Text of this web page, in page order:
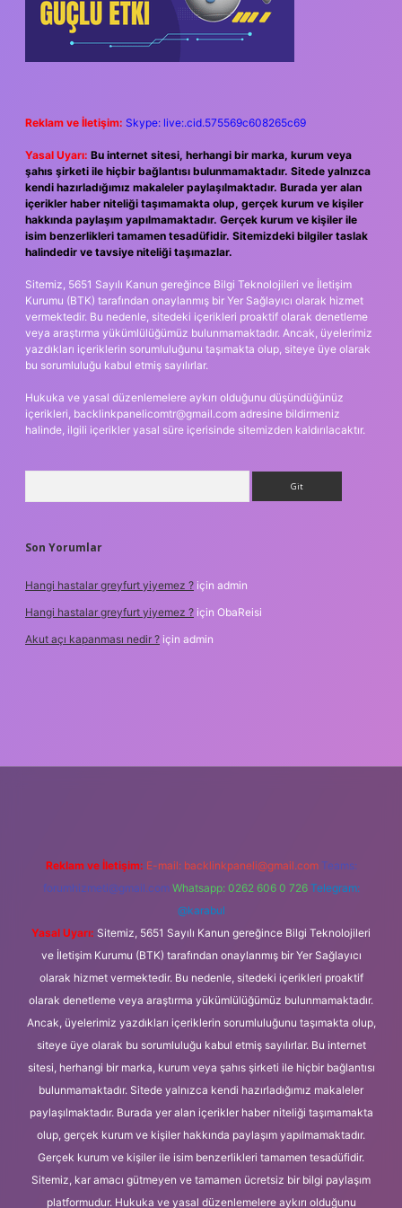
Reklam ve İletişim: Skype: live:.cid.575569c608265c69
Yasal Uyarı: Bu internet sitesi, herhangi bir marka, kurum veya
şahıs şirketi ile hiçbir bağlantısı bulunmamaktadır. Sitede yalnızca
kendi hazırladığımız makaleler paylaşılmaktadır. Burada yer alan
içerikler haber niteliği taşımamakta olup, gerçek kurum ve kişiler
hakkında paylaşım yapılmamaktadır. Gerçek kurum ve kişiler ile
isim benzerlikleri tamamen tesadüfidir. Sitemizdeki bilgiler taslak
halindedir ve tavsiye niteliği taşımazlar.
Sitemiz, 5651 Sayılı Kanun gereğince Bilgi Teknolojileri ve İletişim
Kurumu (BTK) tarafından onaylanmış bir Yer Sağlayıcı olarak hizmet
vermektedir. Bu nedenle, sitedeki içerikleri proaktif olarak denetleme
veya araştırma yükümlülüğümüz bulunmamaktadır. Ancak, üyelerimiz
yazdıkları içeriklerin sorumluluğunu taşımakta olup, siteye üye olarak
bu sorumluluğu kabul etmiş sayılırlar.
Hukuka ve yasal düzenlemelere aykırı olduğunu düşündüğünüz
içerikleri, backlinkpanelicomtr@gmail.com adresine bildirmeniz
halinde, ilgili içerikler yasal süre içerisinde sitemizden kaldırılacaktır.
Son Yorumlar
Hangi hastalar greyfurt yiyemez ? için admin
Hangi hastalar greyfurt yiyemez ? için ObaReisi
Akut açı kapanması nedir ? için admin
Reklam ve İletişim: E-mail: backlinkpaneli@gmail.com Teams:
forumhizmeti@gmail.com Whatsapp: 0262 606 0 726 Telegram:
@karabul
Yasal Uyarı: Sitemiz, 5651 Sayılı Kanun gereğince Bilgi Teknolojileri
ve İletişim Kurumu (BTK) tarafından onaylanmış bir Yer Sağlayıcı
olarak hizmet vermektedir. Bu nedenle, sitedeki içerikleri proaktif
olarak denetleme veya araştırma yükümlülüğümüz bulunmamaktadır.
Ancak, üyelerimiz yazdıkları içeriklerin sorumluluğunu taşımakta olup,
siteye üye olarak bu sorumluluğu kabul etmiş sayılırlar. Bu internet
sitesi, herhangi bir marka, kurum veya şahıs şirketi ile hiçbir bağlantısı
bulunmamaktadır. Sitede yalnızca kendi hazırladığımız makaleler
paylaşılmaktadır. Burada yer alan içerikler haber niteliği taşımamakta
olup, gerçek kurum ve kişiler hakkında paylaşım yapılmamaktadır.
Gerçek kurum ve kişiler ile isim benzerlikleri tamamen tesadüfidir.
Sitemiz, kar amacı gütmeyen ve tamamen ücretsiz bir bilgi paylaşım
platformudur. Hukuka ve yasal düzenlemelere aykırı olduğunu